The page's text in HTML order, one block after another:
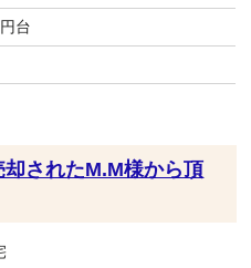
台
されたM.M様から頂